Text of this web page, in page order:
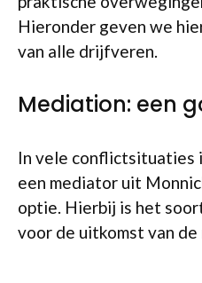
Hieronder geven we
van alle drijfveren.
Mediation: een
In vele conflictsituaties
een mediator uit
optie. Hierbij is het
voor de uitkomst van de